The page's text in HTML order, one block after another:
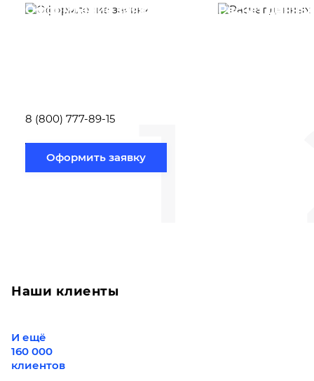
1
Оформление заявки
8 (800) 777-89-15
Оформить заявку
Расчет
Наши клиенты
И ещё
160 000
клиентов